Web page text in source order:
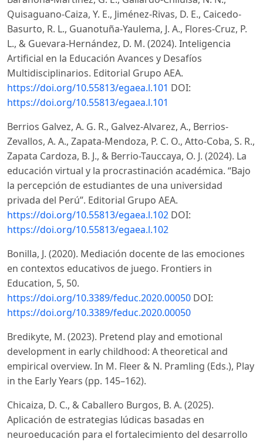
Quisaguano-Caiza, Y. E., Jiménez-Rivas, D. E., Caicedo-
Basurto, R. L., Guanotuña-Yaulema, J. A., Flores-Cruz, P.
L., & Guevara-Hernández, D. M. (2024). Inteligencia
Artificial en la Educación Avances y Desafíos
Multidisciplinarios. Editorial Grupo AEA.
https://doi.org/10.55813/egaea.l.101 DOI:
https://doi.org/10.55813/egaea.l.101
Berrios Galvez, A. G. R., Galvez-Alvarez, A., Berrios-
Zevallos, A. A., Zapata-Mendoza, P. C. O., Atto-Coba, S. R.,
Zapata Cardoza, B. J., & Berrio-Tauccaya, O. J. (2024). La
educación virtual y la procrastinación académica. “Bajo
la percepción de estudiantes de una universidad
privada del Perú”. Editorial Grupo AEA.
https://doi.org/10.55813/egaea.l.102 DOI:
https://doi.org/10.55813/egaea.l.102
Bonilla, J. (2020). Mediación docente de las emociones
en contextos educativos de juego. Frontiers in
Education, 5, 50.
https://doi.org/10.3389/feduc.2020.00050 DOI:
https://doi.org/10.3389/feduc.2020.00050
Bredikyte, M. (2023). Pretend play and emotional
development in early childhood: A theoretical and
empirical overview. In M. Fleer & N. Pramling (Eds.), Play
in the Early Years (pp. 145–162).
Chicaiza, D. C., & Caballero Burgos, B. A. (2025).
Aplicación de estrategias lúdicas basadas en
neuroeducación para el fortalecimiento del desarrollo